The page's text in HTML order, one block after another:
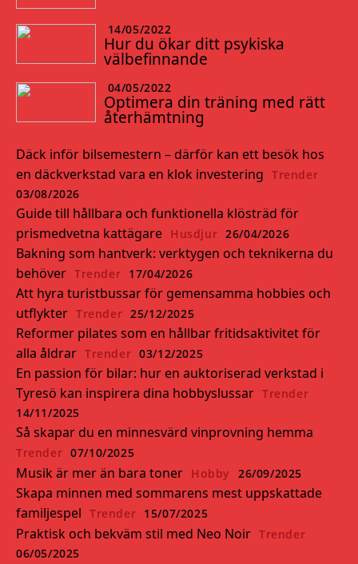
14/05/2022
Hur du ökar ditt psykiska
välbefinnande
04/05/2022
Optimera din träning med rätt
återhämtning
Däck inför bilsemestern – därför kan ett besök hos
en däckverkstad vara en klok investering Trender
03/08/2026
Guide till hållbara och funktionella klösträd för
prismedvetna kattägare Husdjur 26/04/2026
Bakning som hantverk: verktygen och teknikerna du
behöver Trender 17/04/2026
Att hyra turistbussar för gemensamma hobbies och
utflykter Trender 25/12/2025
Reformer pilates som en hållbar fritidsaktivitet för
alla åldrar Trender 03/12/2025
En passion för bilar: hur en auktoriserad verkstad i
Tyresö kan inspirera dina hobbyslussar Trender
14/11/2025
Så skapar du en minnesvärd vinprovning hemma
Trender 07/10/2025
Musik är mer än bara toner Hobby 26/09/2025
Skapa minnen med sommarens mest uppskattade
familjespel Trender 15/07/2025
Praktisk och bekväm stil med Neo Noir Trender
06/05/2025